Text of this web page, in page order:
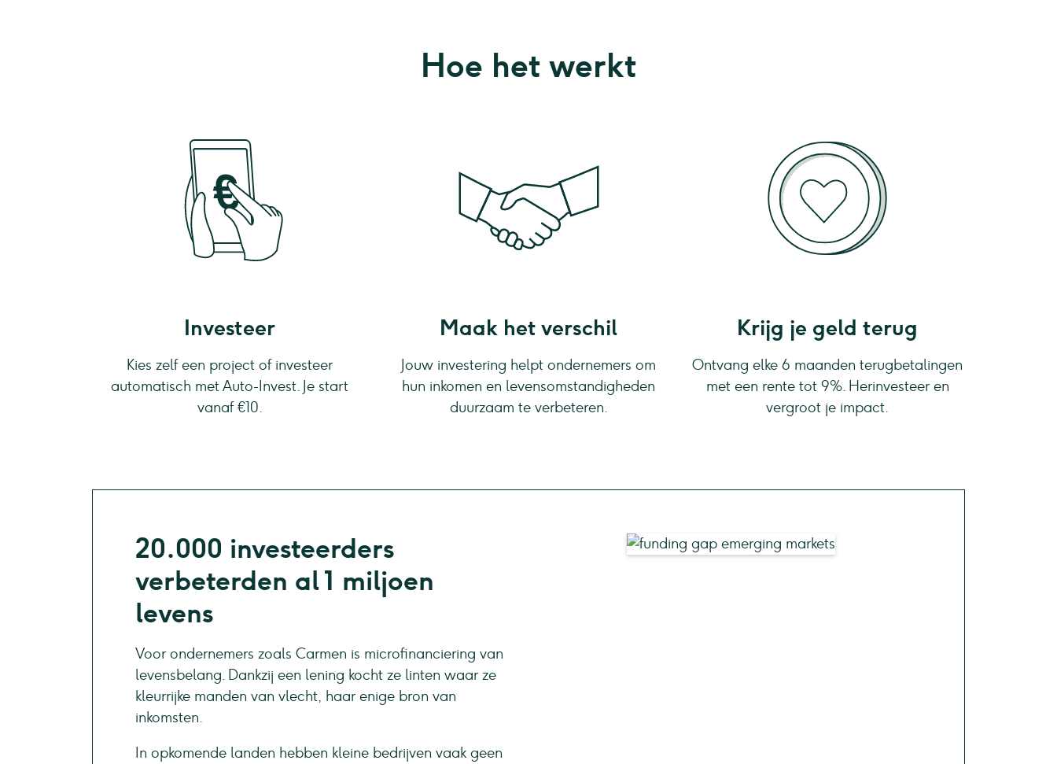
Hoe het werkt
Investeer
Kies zelf een project of investeer
automatisch met Auto-Invest. Je start
vanaf €10.
Maak het verschil
Jouw investering helpt ondernemers om
hun inkomen en levensomstandigheden
duurzaam te verbeteren.
Krijg je geld terug
Ontvang elke 6 maanden terugbetalingen
met een rente tot 9%. Herinvesteer en
vergroot je impact.
20.000 investeerders
verbeterden al 1 miljoen
levens
Voor ondernemers zoals Carmen is microfinanciering van
levensbelang. Dankzij een lening kocht ze linten waar ze
kleurrijke manden van vlecht, haar enige bron van
inkomsten.
In opkomende landen hebben kleine bedrijven vaak geen